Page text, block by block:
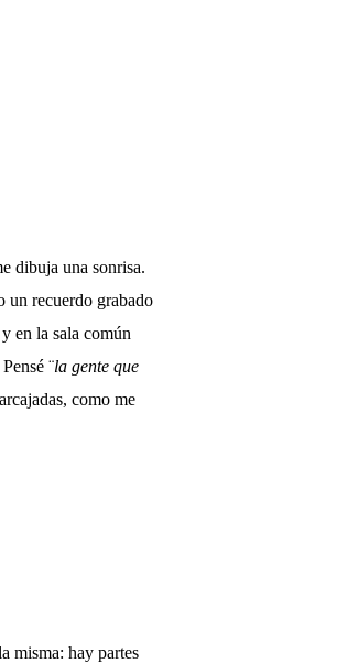
dibuja una sonrisa.
un recuerdo grabado
en la sala común
¨la gente que
como me
misma: hay partes